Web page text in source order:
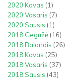
2020 Kovas (1)
2020 Vasaris (7)
2020 Sausis (1)
2018 Gegužė (16)
2018 Balandis (26)
2018 Kovas (25)
2018 Vasaris (37)
2018 Sausis (43)